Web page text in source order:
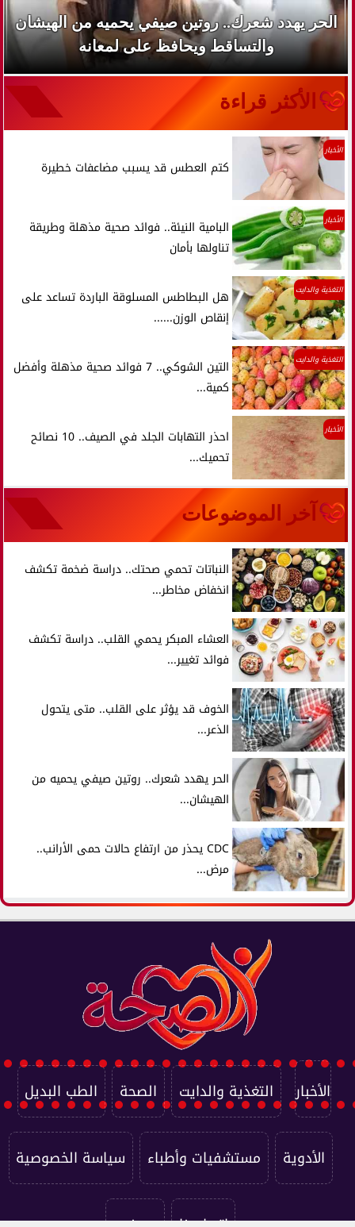
الحر يهدد شعرك.. روتين صيفي يحميه من الهيشان
والتساقط ويحافظ على لمعانه
الأكثر قراءة
الأخبار
كتم العطس قد يسبب مضاعفات خطيرة
الأخبار
البامية النيئة.. فوائد صحية مذهلة وطريقة
تناولها بأمان
التغذية والدايت
هل البطاطس المسلوقة الباردة تساعد على
إنقاص الوزن......
التغذية والدايت
التين الشوكي.. 7 فوائد صحية مذهلة وأفضل
كمية...
الأخبار
احذر التهابات الجلد في الصيف.. 10 نصائح
تحميك...
آخر الموضوعات
النباتات تحمي صحتك.. دراسة ضخمة تكشف
انخفاض مخاطر...
العشاء المبكر يحمي القلب.. دراسة تكشف
فوائد تغيير...
الخوف قد يؤثر على القلب.. متى يتحول
الذعر...
الحر يهدد شعرك.. روتين صيفي يحميه من
الهيشان...
CDC يحذر من ارتفاع حالات حمى الأرانب..
مرض...
الأخبار التغذية والدايت الصحة الطب البديل
الأدوية مستشفيات وأطباء سياسة الخصوصية